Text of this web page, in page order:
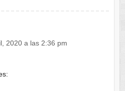
2020 a las 2:36 pm